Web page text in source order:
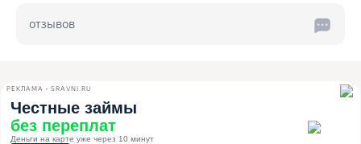
отзывов
РЕКЛАМА • SRAVNI.RU